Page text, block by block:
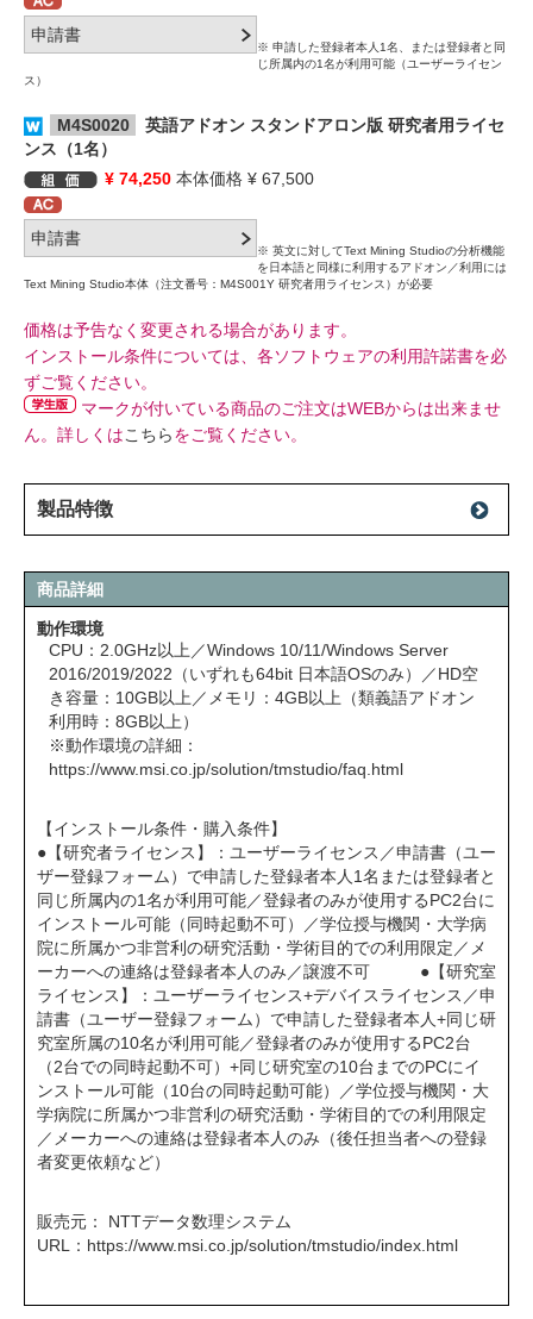
※ 申請した登録者本人1名、または登録者と同
じ所属内の1名が利用可能（ユーザーライセン
ス）
M4S0020
英語アドオン スタンドアロン版 研究者用ライセ
ンス（1名）
¥ 74,250 本体価格 ¥ 67,500
※ 英文に対してText Mining Studioの分析機能
を日本語と同様に利用するアドオン／利用には
Text Mining Studio本体（注文番号：M4S001Y 研究者用ライセンス）が必要
価格は予告なく変更される場合があります。
インストール条件については、各ソフトウェアの利用許諾書を必
ずご覧ください。
マークが付いている商品のご注文はWEBからは出来ませ
ん。詳しくはこちらをご覧ください。
製品特徴
商品詳細
動作環境
CPU：2.0GHz以上／Windows 10/11/Windows Server
2016/2019/2022（いずれも64bit 日本語OSのみ）／HD空
き容量：10GB以上／メモリ：4GB以上（類義語アドオン
利用時：8GB以上）
※動作環境の詳細：
https://www.msi.co.jp/solution/tmstudio/faq.html
【インストール条件・購入条件】
●【研究者ライセンス】：ユーザーライセンス／申請書（ユー
ザー登録フォーム）で申請した登録者本人1名または登録者と
同じ所属内の1名が利用可能／登録者のみが使用するPC2台に
インストール可能（同時起動不可）／学位授与機関・大学病
院に所属かつ非営利の研究活動・学術目的での利用限定／メ
ーカーへの連絡は登録者本人のみ／譲渡不可 ●【研究室
ライセンス】：ユーザーライセンス+デバイスライセンス／申
請書（ユーザー登録フォーム）で申請した登録者本人+同じ研
究室所属の10名が利用可能／登録者のみが使用するPC2台
（2台での同時起動不可）+同じ研究室の10台までのPCにイ
ンストール可能（10台の同時起動可能）／学位授与機関・大
学病院に所属かつ非営利の研究活動・学術目的での利用限定
／メーカーへの連絡は登録者本人のみ（後任担当者への登録
者変更依頼など）
販売元： NTTデータ数理システム
URL： https://www.msi.co.jp/solution/tmstudio/index.html